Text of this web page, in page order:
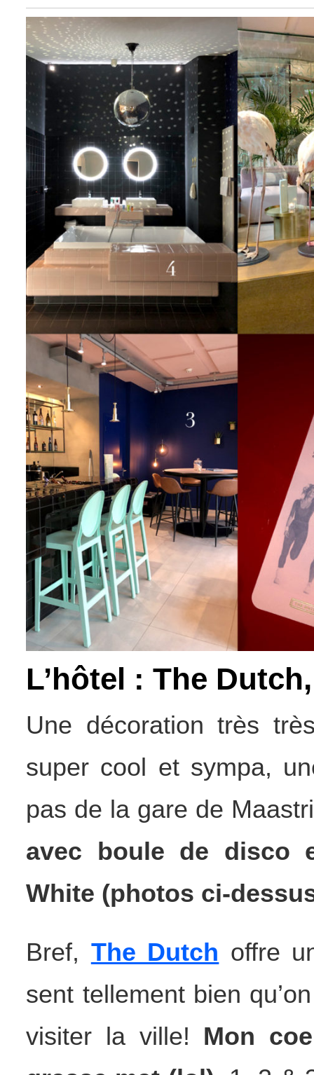
L’hôtel : The
Une décoration très
super cool et sympa,
pas de la gare de
avec boule de disco
White (photos ci-
Bref, The Dutch offre
sent tellement bien
visiter la ville! Mon